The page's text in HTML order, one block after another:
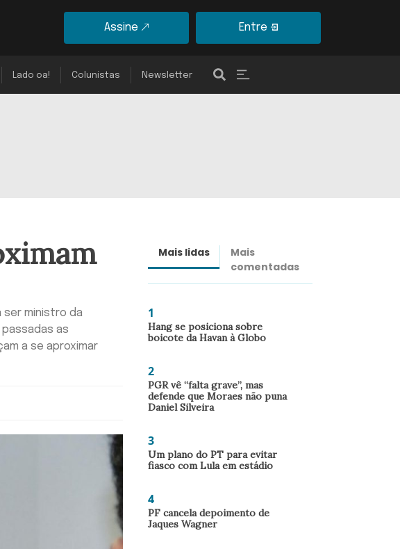
Assine Entre
Lado oa! Colunistas Newsletter
ser ministro da
as
a se aproximar
Mais lidas
Mais
comentadas
1
Hang se posiciona sobre
boicote da Havan à Globo
2
PGR vê “falta grave”, mas
defende que Moraes não puna
Daniel Silveira
3
Um plano do PT para evitar
fiasco com Lula em estádio
4
PF cancela depoimento de
Jaques Wagner